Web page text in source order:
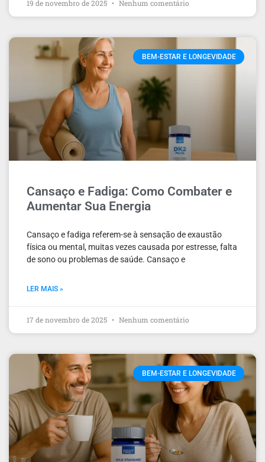
19 de novembro de 2025 Nenhum comentário
BEM-ESTAR E LONGEVIDADE
Cansaço e Fadiga: Como Combater e
Aumentar Sua Energia
Cansaço e fadiga referem-se à sensação de exaustão
física ou mental, muitas vezes causada por estresse, falta
de sono ou problemas de saúde. Cansaço e
LER MAIS »
17 de novembro de 2025 Nenhum comentário
BEM-ESTAR E LONGEVIDADE